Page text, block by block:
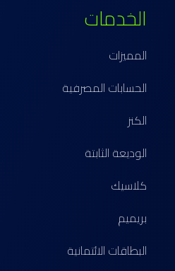
الخدمات
المميزات
الحسابات المصرفية
الكنز
الوديعة الثابتة
كلاسيك
بريميم
البطاقات الائتمانية